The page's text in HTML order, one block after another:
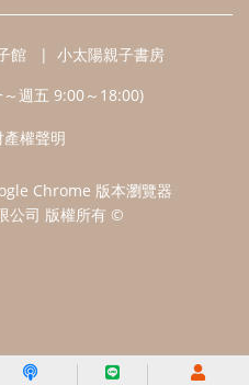
館
小太陽親子書房
週五 9:00～18:00)
產權聲明
Chrome 版本瀏覽器
公司 版權所有 ©